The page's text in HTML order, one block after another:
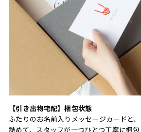
【引き出物宅配】梱包状態
ふたりのお名前入りメッセージカードと
詰めて、スタッフが一つひとつ丁寧に梱包